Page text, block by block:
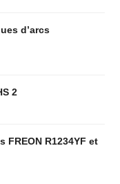
d’arcs
2
FREON R1234YF et